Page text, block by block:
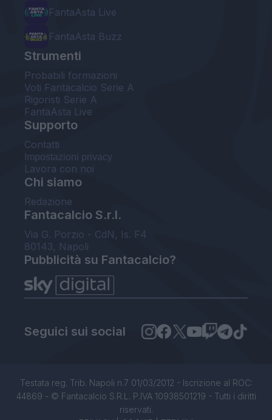
FantaAsta Live
FantaAsta Buzz
Strumenti
Probabili formazioni
Voti Fantacalcio Serie A
Rigoristi Serie A
FantaAsta Live
Supporto
Contatti
Impostazioni privacy
Lavora con noi
Chi siamo
Redazione
Fantacalcio S.r.l.
Via G. Porzio - CdN, Is. F4
80143, Napoli
Pubblicità su Fantacalcio?
Seguici sui social
Testata reg. Trib. Napoli n.7 01/03/2012 - Iscrizione al ROC:
44869 - © Fantacalcio S.R.L. P.IVA 10938501219 - Tutti i diritti
riservati.